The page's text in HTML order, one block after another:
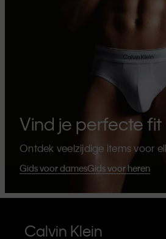
Vind je perfecte fit
Ontdek veelzijdige items voor
Gids voor damesGids voor heren
Calvin Klein